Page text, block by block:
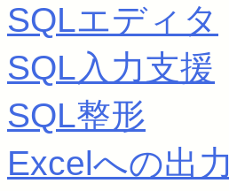
SQLエディタ
SQL入力支援
SQL整形
Excelへの出力